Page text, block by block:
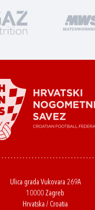
Ulica grada Vukovara 269A
10000 Zagreb
Hrvatska / Croatia